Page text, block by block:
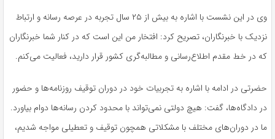
وی در این نشست با اشاره به بیش از ۲۵ سال تجربه در عرصه رسانه و ارتباط
نزدیک با خبرنگاران، تصریح کرد: افتخار من این است که در کنار شما خبرنگاران
که در خط مقدم اطلاع‌رسانی و مطالبه‌گری کشور قرار دارید، فعالیت می‌کنم.
حضرتی در ادامه با اشاره به تجربیات خود در دوران توقیف روزنامه‌ها و حضور
در دادگاه‌ها، گفت: هیچ دولتی نمی‌تواند با محدود کردن رسانه‌ها دوام بیاورد.
ما در دوران‌های مختلف با مشکلاتی همچون توقیف و تعطیلی مواجه شدیم،